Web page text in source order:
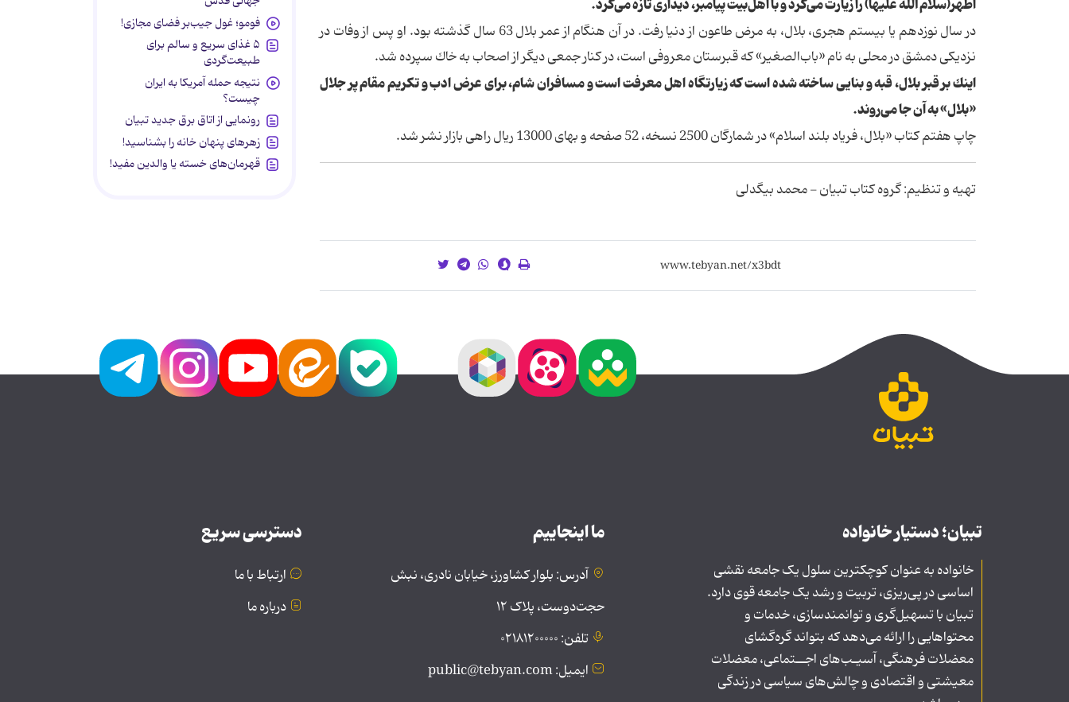
اطهر(سلام الله علیها) را زیارت می‌كرد و با اهل‌بیت پیامبر، دیداری تازه می‌كرد.
در سال نوزدهم یا بیستم هجری، بلال، به مرض طاعون از دنیا رفت. در آن هنگام از عمر بلال 63 سال گذشته بود. او پس از وفات در
نزدیكی دمشق در محلی به نام «باب‌الصغیر» كه قبرستان معروفی است، در كنار جمعی دیگر از اصحاب به خاك سپرده شد.
اینك بر قبر بلال، قبه و بنایی ساخته شده است كه زیارتگاه اهل معرفت است و مسافران شام، برای عرض ادب و تكریم مقام پر جلال
«بلال» به آن جا می‌روند.
چاپ هفتم كتاب «بلال، فریاد بلند اسلام» در شمارگان 2500 نسخه، 52 صفحه و بهای 13000 ریال راهی بازار نشر شد.
تهیه و تنظیم: گروه کتاب تبیان - محمد بیگدلی
فومو؛ غول جیب‌بر فضای مجازی!
۵ غذای سریع و سالم برای
طبیعت‌گردی
نتیجه حمله آمریکا به ایران
چیست؟
رونمایی از اتاق برق جدید تبیان
زهرهای پنهان خانه را بشناسید!
قهرمان‌های خسته یا والدین مفید!
تبیان؛ دستیار خانواده
خانواده به عنوان کوچکترین سلول یک جامعه نقشی
اساسی در پی‌ریزی، تربیت و رشد یک جامعه قوی دارد.
تبیان با تسهیل‌گری و توانمندسازی، خدمات و
محتواهایی را ارائه می‌دهد که بتواند گره‌گشای
معضلات فرهنگی، آسیـب‌های اجــتماعی، معضلات
معیشتی و اقتصادی و چالش‌های سیاسی در زندگی
ما اینجاییم
آدرس: بلوار کشاورز، خیابان نادری، نبش
حجت‌دوست، پلاک ۱۲
تلفن: ۰۲۱۸۱۲۰۰۰۰۰
ایمیل: public@tebyan.com
دسترسی سریع
ارتباط با ما
درباره ما